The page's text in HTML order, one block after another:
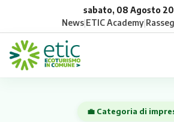
sabato, 08 Agosto
News|ETIC Academy|
💼 Categoria di